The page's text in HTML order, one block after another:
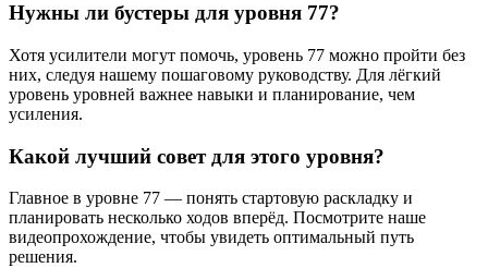
Нужны ли бустеры для уровня 77?
Хотя усилители могут помочь, уровень 77 можно пройти без
них, следуя нашему пошаговому руководству. Для лёгкий
уровень уровней важнее навыки и планирование, чем
усиления.
Какой лучший совет для этого уровня?
Главное в уровне 77 — понять стартовую раскладку и
планировать несколько ходов вперёд. Посмотрите наше
видеопрохождение, чтобы увидеть оптимальный путь
решения.